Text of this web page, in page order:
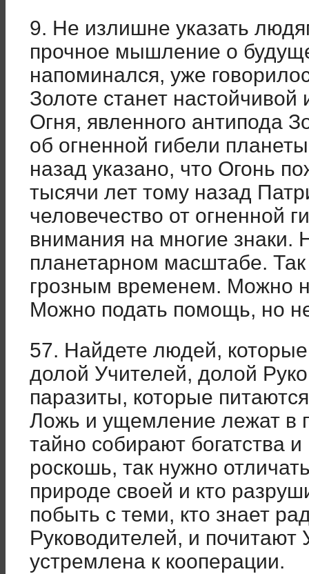
9. Не излишне указать
прочное мышление о
напоминался, уже
Золоте станет настойчивой
Огня, явленного антипода
об огненной гибели
назад указано, что Огонь
тысячи лет тому назад
человечество от огненной
внимания на многие знаки.
планетарном масштабе.
грозным временем. Можно
Можно подать помощь, но
57. Найдете людей,
долой Учителей, долой
паразиты, которые
Ложь и ущемление лежат в
тайно собирают богатства
роскошь, так нужно
природе своей и кто
побыть с теми, кто знает
Руководителей, и почитают
устремлена к кооперации.